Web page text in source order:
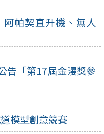
帕契直升機、無人
告「第17屆金漫獎參
模型創意競賽